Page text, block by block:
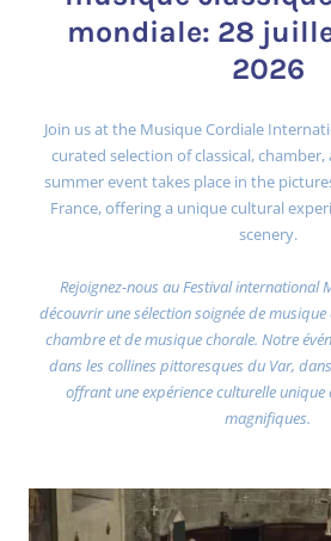
mondiale: 28
2026
Join us at the Musique Cordiale
curated selection of classical,
summer event takes place in the
France, offering a unique cultural
scenery.
Rejoignez-nous au Festival international
découvrir une sélection soignée de
chambre et de musique chorale. Notre
dans les collines pittoresques du Var,
offrant une expérience culturelle
magnifiques.